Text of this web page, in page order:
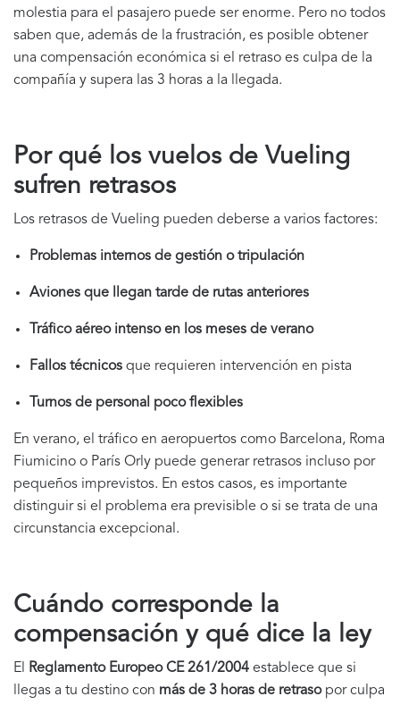
molestia para el pasajero puede ser enorme. Pero no todos
saben que, además de la frustración, es posible obtener
una compensación económica si el retraso es culpa de la
compañía y supera las 3 horas a la llegada.
Por qué los vuelos de Vueling
sufren retrasos
Los retrasos de Vueling pueden deberse a varios factores:
Problemas internos de gestión o tripulación
Aviones que llegan tarde de rutas anteriores
Tráfico aéreo intenso en los meses de verano
Fallos técnicos que requieren intervención en pista
Turnos de personal poco flexibles
En verano, el tráfico en aeropuertos como Barcelona, Roma
Fiumicino o París Orly puede generar retrasos incluso por
pequeños imprevistos. En estos casos, es importante
distinguir si el problema era previsible o si se trata de una
circunstancia excepcional.
Cuándo corresponde la
compensación y qué dice la ley
El Reglamento Europeo CE 261/2004 establece que si
llegas a tu destino con más de 3 horas de retrasopor culpa